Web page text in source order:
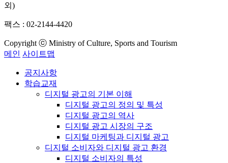
외)
팩스 : 02-2144-4420
Copyright ⓒ Ministry of Culture, Sports and Tourism
메인 사이트맵
공지사항
학습교재
디지털 광고의 기본 이해
디지털 광고의 정의 및 특성
디지털 광고의 역사
디지털 광고 시장의 구조
디지털 마케팅과 디지털 광고
디지털 소비자와 디지털 광고 환경
디지털 소비자의 특성